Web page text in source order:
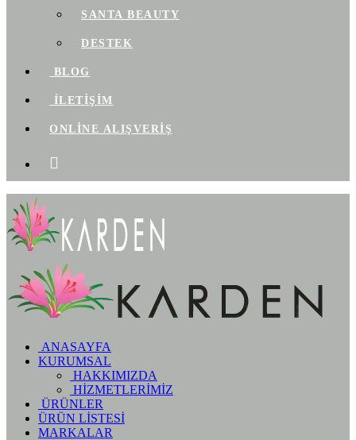
SANTA BEAUTY
DESTEK
BLOG
İLETİŞİM
ONLİNE ALIŞVERİŞ
ANASAYFA
KURUMSAL
HAKKIMIZDA
HİZMETLERİMİZ
ÜRÜNLER
ÜRÜN LİSTESİ
MARKALAR